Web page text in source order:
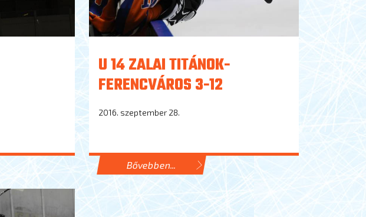
U 14 ZALAI TITÁNOK-
FERENCVÁROS 3-12
2016. szeptember 28.
Bővebben...